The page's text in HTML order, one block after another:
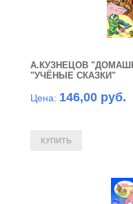
А.КУЗНЕЦОВ
"УЧЁНЫЕ СКАЗКИ"
Цена: 146,00 руб.